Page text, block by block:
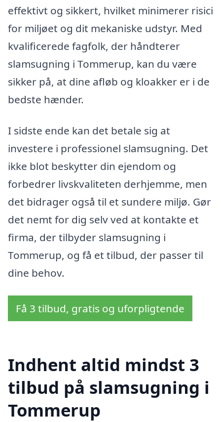
effektivt og sikkert, hvilket minimerer risici
for miljøet og dit mekaniske udstyr. Med
kvalificerede fagfolk, der håndterer
slamsugning i Tommerup, kan du være
sikker på, at dine afløb og kloakker er i de
bedste hænder.
I sidste ende kan det betale sig at
investere i professionel slamsugning. Det
ikke blot beskytter din ejendom og
forbedrer livskvaliteten derhjemme, men
det bidrager også til et sundere miljø. Gør
det nemt for dig selv ved at kontakte et
firma, der tilbyder slamsugning i
Tommerup, og få et tilbud, der passer til
dine behov.
Få 3 tilbud, gratis og uforpligtende
Indhent altid mindst 3
tilbud på slamsugning i
Tommerup